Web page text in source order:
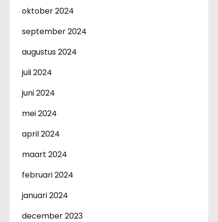
oktober 2024
september 2024
augustus 2024
juli 2024
juni 2024
mei 2024
april 2024
maart 2024
februari 2024
januari 2024
december 2023